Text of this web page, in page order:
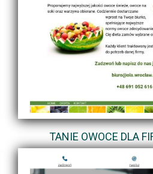
TANIE OWOCE DLA